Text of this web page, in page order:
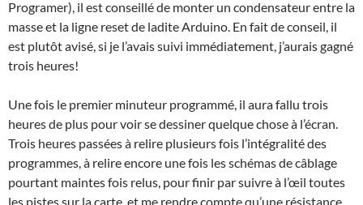
Programer), il est conseillé de monter un condensateur entre la
masse et la ligne reset de ladite Arduino. En fait de conseil, il
est plutôt avisé, si je l’avais suivi immédiatement, j’aurais gagné
trois heures!
Une fois le premier minuteur programmé, il aura fallu trois
heures de plus pour voir se dessiner quelque chose à l’écran.
Trois heures passées à relire plusieurs fois l’intégralité des
programmes, à relire encore une fois les schémas de câblage
pourtant maintes fois relus, pour finir par suivre à l’œil toutes
les pistes sur la carte, et me rendre compte qu’une résistance